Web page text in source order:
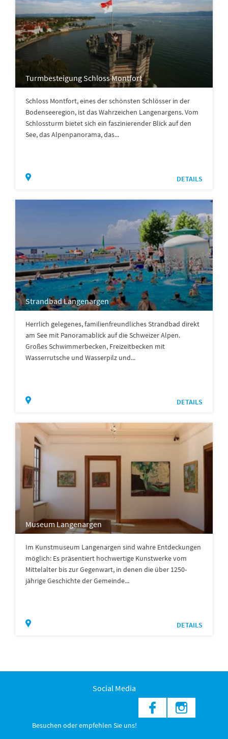
Turmbesteigung Schloss Montfort
Schloss Montfort, eines der schönsten Schlösser in der
Bodenseeregion, ist das Wahrzeichen Langenargens. Vom
Schlossturm bietet sich ein faszinierender Blick auf den
See, das Alpenpanorama, das...
DETAILS
Strandbad Langenargen
Herrlich gelegenes, familienfreundliches Strandbad direkt
am See mit Panoramablick auf die Schweizer Alpen.
Großes Schwimmerbecken, Freizeitbecken mit
Wasserrutsche und Wasserpilz und...
DETAILS
Museum Langenargen
Im Kunstmuseum Langenargen sind wahre Entdeckungen
möglich: Es präsentiert hochwertige Kunstwerke vom
Mittelalter bis zur Gegenwart, in denen die über 1250-
jährige Geschichte der Gemeinde...
DETAILS
Social Media
Besuchen oder empfehlen Sie uns!